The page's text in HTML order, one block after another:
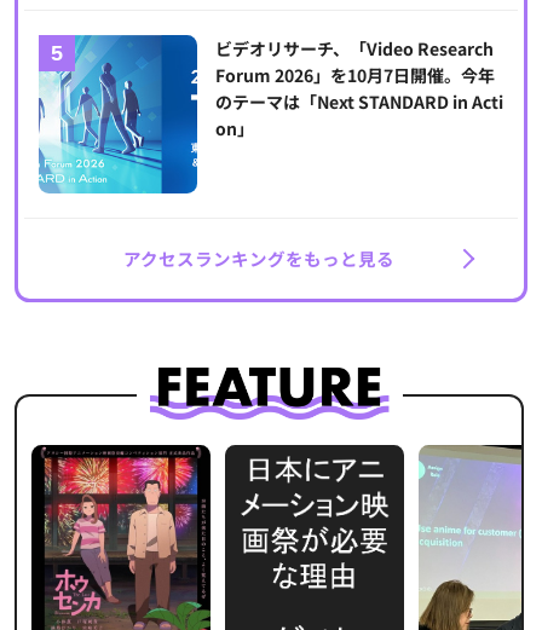
ビデオリサーチ、「Video Research
Forum 2026」を10月7日開催。今年
のテーマは「Next STANDARD in Acti
on」
アクセスランキングをもっと見る